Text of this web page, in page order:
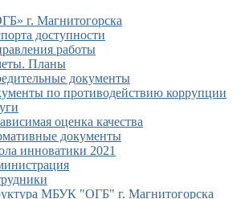
г. Магнитогорска
доступности
работы
Планы
документы
по противодействию коррупции
оценка качества
документы
инноватики 2021
МБУК "ОГБ" г. Магнитогорска